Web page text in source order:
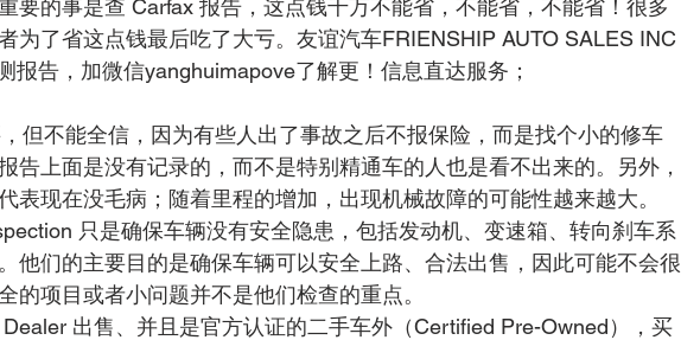
要的事是查 Carfax 报告，这点钱千万不能省，不能省，不能省！很多
为了省这点钱最后吃了大亏。友谊汽车FRIENSHIP AUTO SALES INC
报告，加微信yanghuimapove了解更！信息直达服务；
但不能全信，因为有些人出了事故之后不报保险，而是找个小的修车
告上面是没有记录的，而不是特别精通车的人也是看不出来的。另外，
表现在没毛病；随着里程的增加，出现机械故障的可能性越来越大。
只是确保车辆没有安全隐患，包括发动机、变速箱、转向刹车系
他们的主要目的是确保车辆可以安全上路、合法出售，因此可能不会很
的项目或者小问题并不是他们检查的重点。
出售、并且是官方认证的二手车外（Certified Pre-Owned），买